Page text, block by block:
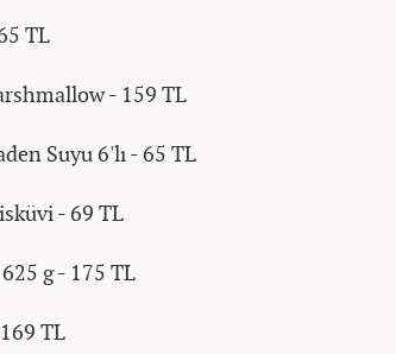
TL
- 159 TL
Suyu 6'lı - 65 TL
- 69 TL
g - 175 TL
TL